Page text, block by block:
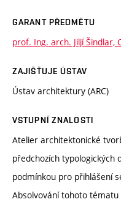
GARANT PŘEDMĚTU
prof. Ing. arch. Jiljí Šindlar,
ZAJIŠŤUJE ÚSTAV
Ústav architektury (ARC)
VSTUPNÍ ZNALOSTI
Atelier architektonické
předchozích typologických
podmínkou pro přihlášení
Absolvování tohoto